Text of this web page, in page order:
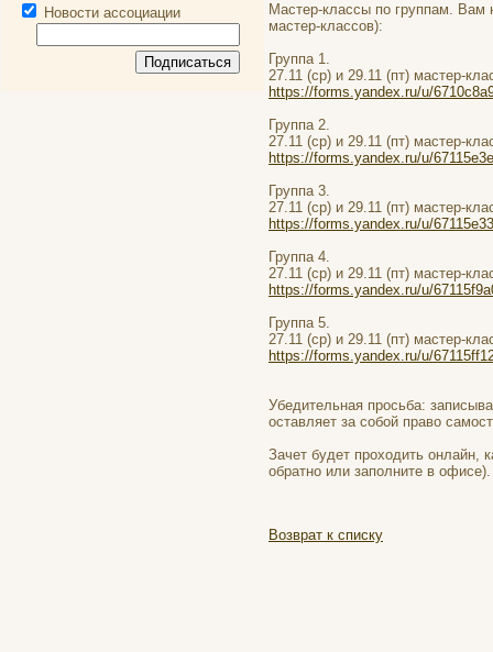
Новости ассоциации
Мастер-классы по группам. Вам
мастер-классов):
Группа 1.
27.11 (ср) и 29.11 (пт) мастер-
https://forms.yandex.ru/u/
Группа 2.
27.11 (ср) и 29.11 (пт) мастер-
https://forms.yandex.ru/u/
Группа 3.
27.11 (ср) и 29.11 (пт) мастер-
https://forms.yandex.ru/u/
Группа 4.
27.11 (ср) и 29.11 (пт) мастер-
https://forms.yandex.ru/u/
Группа 5.
27.11 (ср) и 29.11 (пт) мастер-
https://forms.yandex.ru/u/
Убедительная просьба:
оставляет за собой право
Зачет будет проходить
обратно или заполните в офисе).
Возврат к списку